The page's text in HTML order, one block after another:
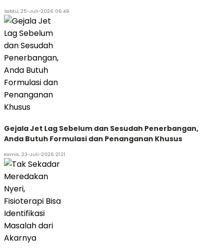
Sabtu, 25-Juli-2026 06:49
Gejala Jet Lag Sebelum dan Sesudah Penerbangan,
Anda Butuh Formulasi dan Penanganan Khusus
Kamis, 23-Juli-2026 21:21